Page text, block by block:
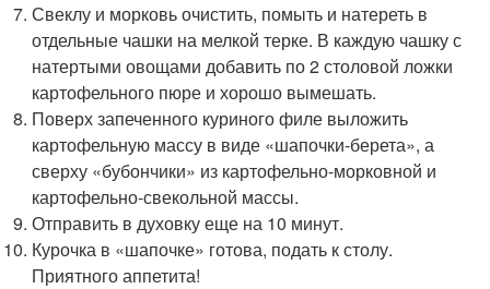
Свеклу и морковь очистить, помыть и натереть в
отдельные чашки на мелкой терке. В каждую чашку с
натертыми овощами добавить по 2 столовой ложки
картофельного пюре и хорошо вымешать.
Поверх запеченного куриного филе выложить
картофельную массу в виде «шапочки-берета», а
сверху «бубончики» из картофельно-морковной и
картофельно-свекольной массы.
Отправить в духовку еще на 10 минут.
Курочка в «шапочке» готова, подать к столу.
Приятного аппетита!